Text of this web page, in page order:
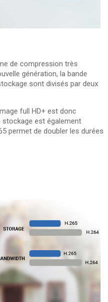
de compression très
génération, la bande
sont divisés par deux
full HD+ est donc
stockage est également
permet de doubler les durées